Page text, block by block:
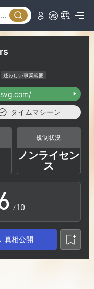
疑わしい事業範囲
タイムマシーン
規制状況
ノンライセン
ス
/10
真相公開